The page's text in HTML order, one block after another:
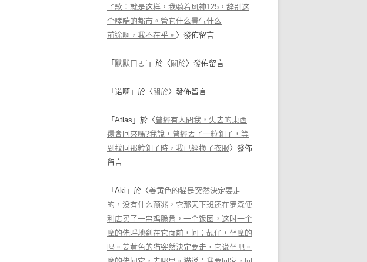
了歌：就是这样，我骑着风神125，辞别这
个哮喘的都市。管它什么景气什么
前途啊，我不在乎。 〉發佈留言
「 默默ㄇㄛˋ 」於〈 關於〉發佈留言
「 诺啊 」於〈 關於〉發佈留言
「 Atlas 」於〈曾經有人問我，失去的東西
還會回來嗎?我說，曾經丟了一粒釦子，等
到找回那粒釦子時，我已經換了衣服〉發佈
留言
「 Aki 」於〈姜黄色的猫是突然決定要走
的，没有什么预兆，它那天下班还在罗森便
利店买了一串鸡脆骨，一个饭团，这时一个
摩的佬呼地刹在它面前，问：靓仔，坐摩的
吗。姜黄色的猫突然決定要走，它说坐吧。